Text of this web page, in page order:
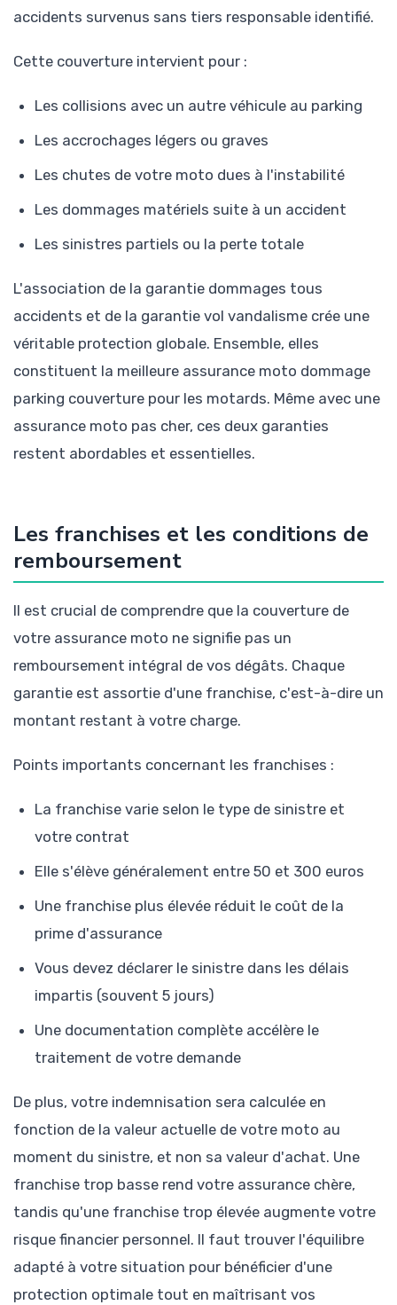
accidents survenus sans tiers responsable identifié.
Cette couverture intervient pour :
Les collisions avec un autre véhicule au parking
Les accrochages légers ou graves
Les chutes de votre moto dues à l'instabilité
Les dommages matériels suite à un accident
Les sinistres partiels ou la perte totale
L'association de la garantie dommages tous
accidents et de la garantie vol vandalisme crée une
véritable protection globale. Ensemble, elles
constituent la meilleure assurance moto dommage
parking couverture pour les motards. Même avec une
assurance moto pas cher, ces deux garanties
restent abordables et essentielles.
Les franchises et les conditions de
remboursement
Il est crucial de comprendre que la couverture de
votre assurance moto ne signifie pas un
remboursement intégral de vos dégâts. Chaque
garantie est assortie d'une franchise, c'est-à-dire un
montant restant à votre charge.
Points importants concernant les franchises :
La franchise varie selon le type de sinistre et
votre contrat
Elle s'élève généralement entre 50 et 300 euros
Une franchise plus élevée réduit le coût de la
prime d'assurance
Vous devez déclarer le sinistre dans les délais
impartis (souvent 5 jours)
Une documentation complète accélère le
traitement de votre demande
De plus, votre indemnisation sera calculée en
fonction de la valeur actuelle de votre moto au
moment du sinistre, et non sa valeur d'achat. Une
franchise trop basse rend votre assurance chère,
tandis qu'une franchise trop élevée augmente votre
risque financier personnel. Il faut trouver l'équilibre
adapté à votre situation pour bénéficier d'une
protection optimale tout en maîtrisant vos